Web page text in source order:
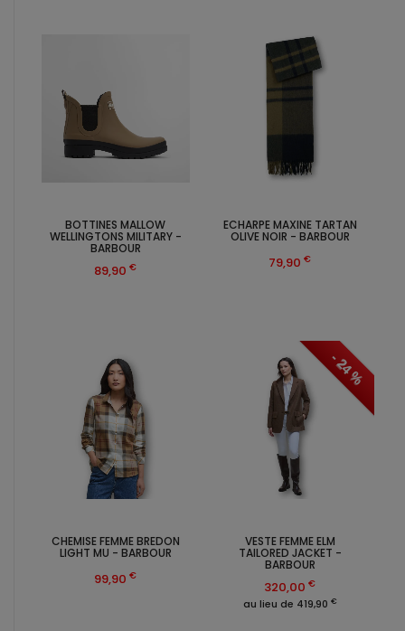
BOTTINES MALLOW
WELLINGTONS MILITARY -
BARBOUR
89,90€
ECHARPE MAXINE TARTAN
OLIVE NOIR - BARBOUR
79,90€
CHEMISE FEMME BREDON
LIGHT MU - BARBOUR
99,90€
- 24 %
VESTE FEMME ELM
TAILORED JACKET -
BARBOUR
320,00€
au lieu de 419,90 €